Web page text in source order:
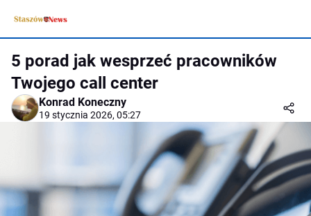
5 porad jak wesprzeć pracowników
Twojego call center
Konrad Koneczny
19 stycznia 2026, 05:27